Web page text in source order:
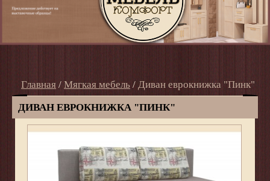
Главная / Мягкая мебель / Диван еврокнижка "Пинк"
ДИВАН ЕВРОКНИЖКА "ПИНК"